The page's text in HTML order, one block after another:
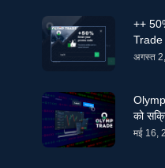
++
Trade
अगस्त
को
मई 16,